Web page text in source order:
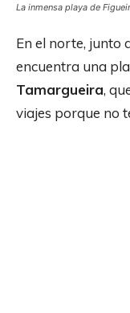
La inmensa playa de
En el norte, junto
encuentra una
Tamargueira,
viajes porque no